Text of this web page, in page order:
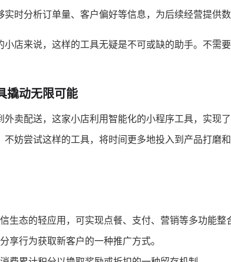
时分析订单量、客户偏好等信息，为后续经营提供数
小店来说，这样的工具无疑是不可或缺的助手。不需
撬动无限可能
外卖配送，这家小店利用智能化的小程序工具，实现
不妨尝试这样的工具，将时间更多地投入到产品打磨
生态的轻应用，可实现点餐、支付、营销等多功能整
享行为获取新客户的一种推广方式。